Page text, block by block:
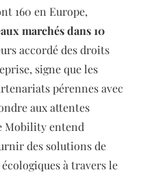
160 en Europe,
marchés dans 10
accordé des droits
signe que les
pérennes avec
aux attentes
Mobility entend
des solutions de
à travers le